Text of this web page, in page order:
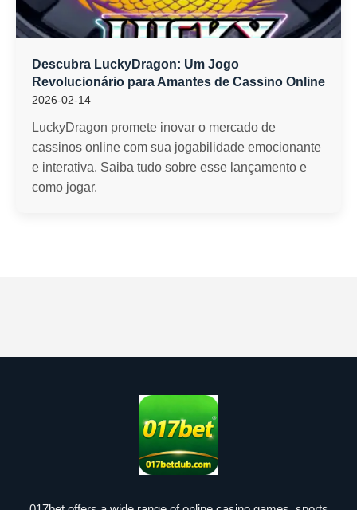
Descubra LuckyDragon: Um Jogo
Revolucionário para Amantes de Cassino Online
2026-02-14
LuckyDragon promete inovar o mercado de
cassinos online com sua jogabilidade emocionante
e interativa. Saiba tudo sobre esse lançamento e
como jogar.